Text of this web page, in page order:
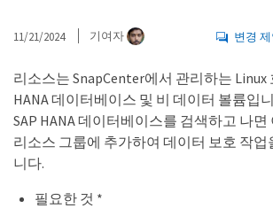
11/21/2024 기여자 변경
리소스는 SnapCenter에서 관리하는 Linux
HANA 데이터베이스 및 비 데이터 볼륨입
SAP HANA 데이터베이스를 검색하고 나
리소스 그룹에 추가하여 데이터 보호 작업
니다.
필요한 것 *